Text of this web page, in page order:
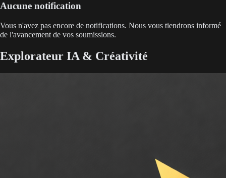
Aucune notification
Vous n'avez pas encore de notifications. Nous vous tiendrons informé
de l'avancement de vos soumissions.
Explorateur IA & Créativité